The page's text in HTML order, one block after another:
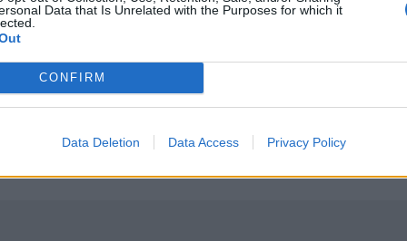
Data that Is Unrelated with the Purposes for which it
CONFIRM
Data Deletion Data Access Privacy Policy
μέσα και τεχνολογία
στην Ανάβυσσο
Σαρωνικού στο ΕΛ.ΚΕ.Θ.Ε. στην Ανάβυσσο
Κοζάνη: Νταλίκα ανετράπη έξω από Βαθύλακκο
από Βαθύλακκο